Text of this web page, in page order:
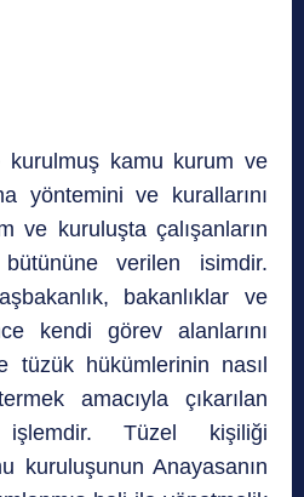
kurulmuş kamu kurum ve
yöntemini ve kurallarını
ve kuruluşta çalışanların
verilen isimdir.
bakanlıklar ve
kendi görev alanlarını
tüzük hükümlerinin nasıl
amacıyla çıkarılan
Tüzel kişiliği
kuruluşunun Anayasanın